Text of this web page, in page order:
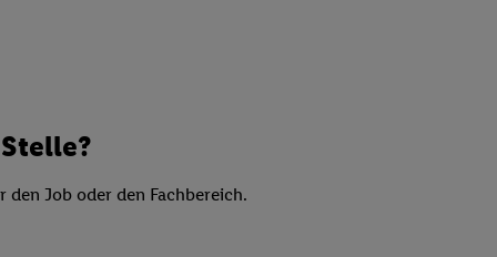
Job oder den Fachbereich.